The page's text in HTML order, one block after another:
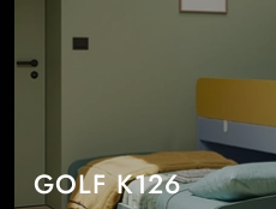
GOLF K126